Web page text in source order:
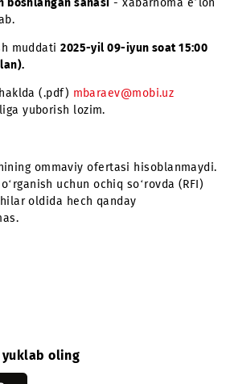
mbaraev@mobi.uz,
boshlangan sanasi
muddati2025-yil 09-iyun soat
shaklda (.pdf)mbaraev@mobi.uz
yuborish lozim.
ommaviy ofertasi
o‘rganish uchun ochiq so‘rovda